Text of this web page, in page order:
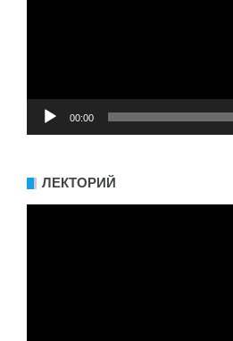
00:00
ЛЕКТОРИЙ